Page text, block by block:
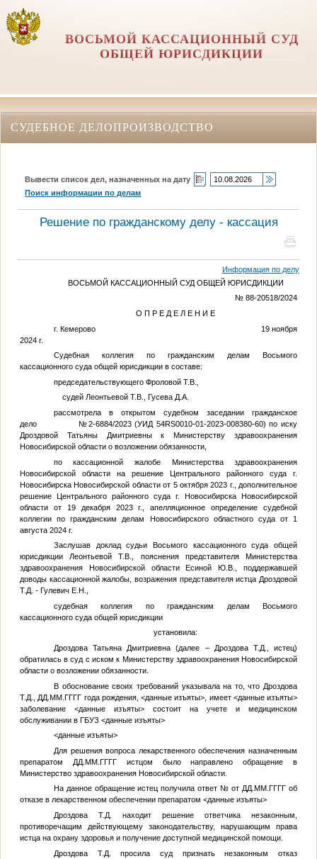
ВОСЬМОЙ КАССАЦИОННЫЙ СУД
ОБЩЕЙ ЮРИСДИКЦИИ
СУДЕБНОЕ ДЕЛОПРОИЗВОДСТВО
Вывести список дел, назначенных на дату
Поиск информации по делам
Решение по гражданскому делу - кассация
Информация по делу
ВОСЬМОЙ КАССАЦИОННЫЙ СУД ОБЩЕЙ ЮРИСДИКЦИИ
№ 88-20518/2024
О П Р Е Д Е Л Е Н И Е
г. Кемерово 19 ноября
2024 г.
Судебная коллегия по гражданским делам Восьмого
кассационного суда общей юрисдикции в составе:
председательствующего Фроловой Т.В.,
судей Леонтьевой Т.В., Гусева Д.А.
рассмотрела в открытом судебном заседании гражданское
дело №2-6884/2023 (УИД 54RS0010-01-2023-008380-60) по иску
Дроздовой Татьяны Дмитриевны к Министерству здравоохранения
Новосибирской области о возложении обязанности,
по кассационной жалобе Министерства здравоохранения
Новосибирской области на решение Центрального районного суда г.
Новосибирска Новосибирской области от 5 октября 2023 г., дополнительное
решение Центрального районного суда г. Новосибирска Новосибирской
области от 19 декабря 2023 г., апелляционное определение судебной
коллегии по гражданским делам Новосибирского областного суда от 1
августа 2024 г.
Заслушав доклад судьи Восьмого кассационного суда общей
юрисдикции Леонтьевой Т.В., пояснения представителя Министерства
здравоохранения Новосибирской области Есиной Ю.В., поддержавшей
доводы кассационной жалобы, возражения представителя истца Дроздовой
Т.Д. - Гулевич Е.Н.,
судебная коллегия по гражданским делам Восьмого
кассационного суда общей юрисдикции
установила:
Дроздова Татьяна Дмитриевна (далее – Дроздова Т.Д., истец)
обратилась в суд с иском к Министерству здравоохранения Новосибирской
области о возложении обязанности.
В обоснование своих требований указывала на то, что Дроздова
Т.Д., ДД.ММ.ГГГГ года рождения,<данные изъяты> , имеет <данные изъяты>
заболевание <данные изъяты> состоит на учете и медицинском
обслуживании в ГБУЗ <данные изъяты>
<данные изъяты>
Для решения вопроса лекарственного обеспечения назначенным
препаратом ДД.ММ.ГГГГистцом было направлено обращение в
Министерство здравоохранения Новосибирской области.
На данное обращение истец получила ответ № от ДД.ММ.ГГГГ об
отказе в лекарственном обеспечении препаратом <данные изъяты>
Дроздова Т.Д. находит решение ответчика незаконным,
противоречащим действующему законодательству, нарушающим права
истца на охрану здоровья и получение доступной медицинской помощи.
Дроздова Т.Д. просила суд признать незаконным отказ